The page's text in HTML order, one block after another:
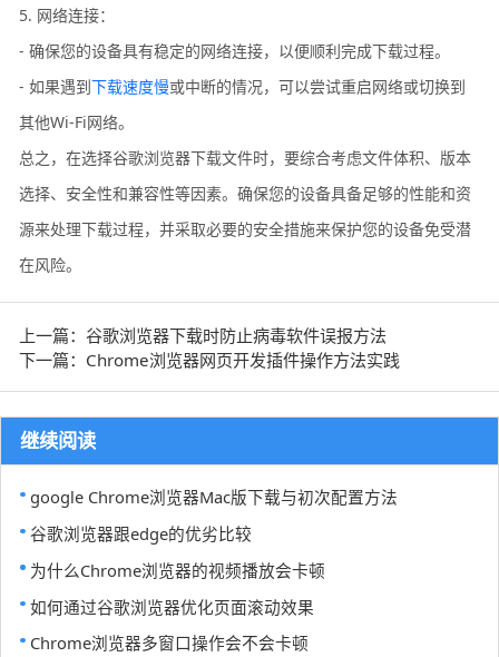
5. 网络连接：
- 确保您的设备具有稳定的网络连接，以便顺利完成下载过程。
- 如果遇到下载速度慢或中断的情况，可以尝试重启网络或切换到
其他Wi-Fi网络。
总之，在选择谷歌浏览器下载文件时，要综合考虑文件体积、版本
选择、安全性和兼容性等因素。确保您的设备具备足够的性能和资
源来处理下载过程，并采取必要的安全措施来保护您的设备免受潜
在风险。
上一篇：谷歌浏览器下载时防止病毒软件误报方法
下一篇：Chrome浏览器网页开发插件操作方法实践
继续阅读
google Chrome浏览器Mac版下载与初次配置方法
谷歌浏览器跟edge的优劣比较
为什么Chrome浏览器的视频播放会卡顿
如何通过谷歌浏览器优化页面滚动效果
Chrome浏览器多窗口操作会不会卡顿